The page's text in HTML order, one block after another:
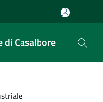
di Casalbore